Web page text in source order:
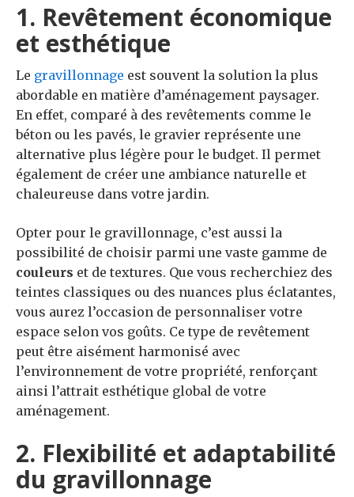
1. Revêtement économique
et esthétique
Le gravillonnage est souvent la solution la plus
abordable en matière d’aménagement paysager.
En effet, comparé à des revêtements comme le
béton ou les pavés, le gravier représente une
alternative plus légère pour le budget. Il permet
également de créer une ambiance naturelle et
chaleureuse dans votre jardin.
Opter pour le gravillonnage, c’est aussi la
possibilité de choisir parmi une vaste gamme de
couleurs et de textures. Que vous recherchiez des
teintes classiques ou des nuances plus éclatantes,
vous aurez l’occasion de personnaliser votre
espace selon vos goûts. Ce type de revêtement
peut être aisément harmonisé avec
l’environnement de votre propriété, renforçant
ainsi l’attrait esthétique global de votre
aménagement.
2. Flexibilité et adaptabilité
du gravillonnage